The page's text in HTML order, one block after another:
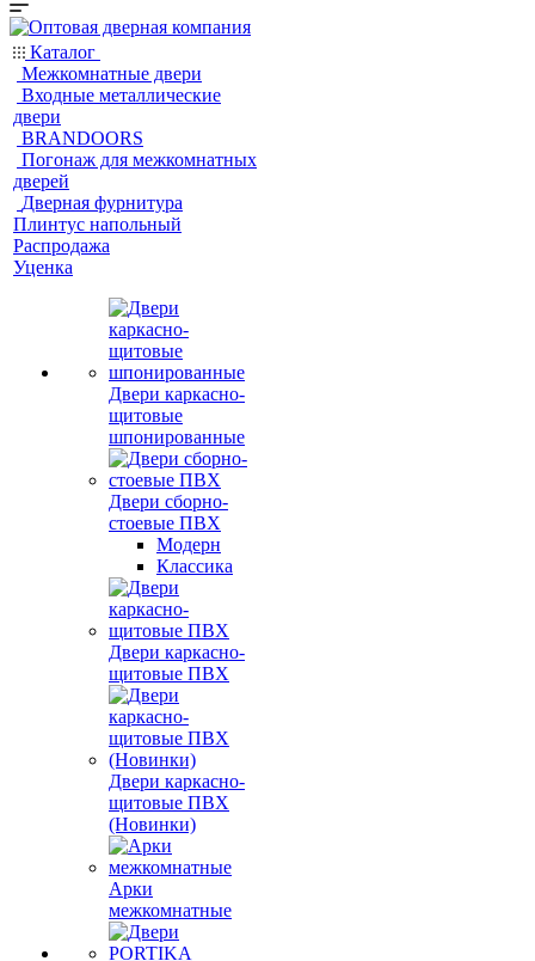
Каталог
Межкомнатные двери
Входные металлические
двери
BRANDOORS
Погонаж для межкомнатных
дверей
Дверная фурнитура
Плинтус напольный
Распродажа
Уценка
Двери каркасно-
щитовые
шпонированные
Двери сборно-
стоевые ПВХ
Модерн
Классика
Двери каркасно-
щитовые ПВХ
Двери каркасно-
щитовые ПВХ
(Новинки)
Арки
межкомнатные